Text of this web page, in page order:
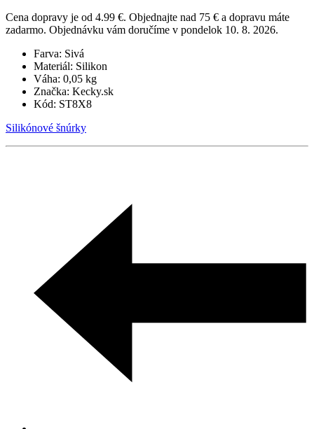
Cena dopravy je od 4.99 €. Objednajte nad 75 € a dopravu máte
zadarmo. Objednávku vám doručíme v pondelok 10. 8. 2026.
Farva: Sivá
Materiál: Silikon
Váha: 0,05 kg
Značka: Kecky.sk
Kód: ST8X8
Silikónové šnúrky